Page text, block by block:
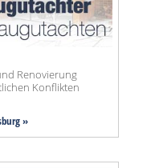
Renovierung
Konflikten
»